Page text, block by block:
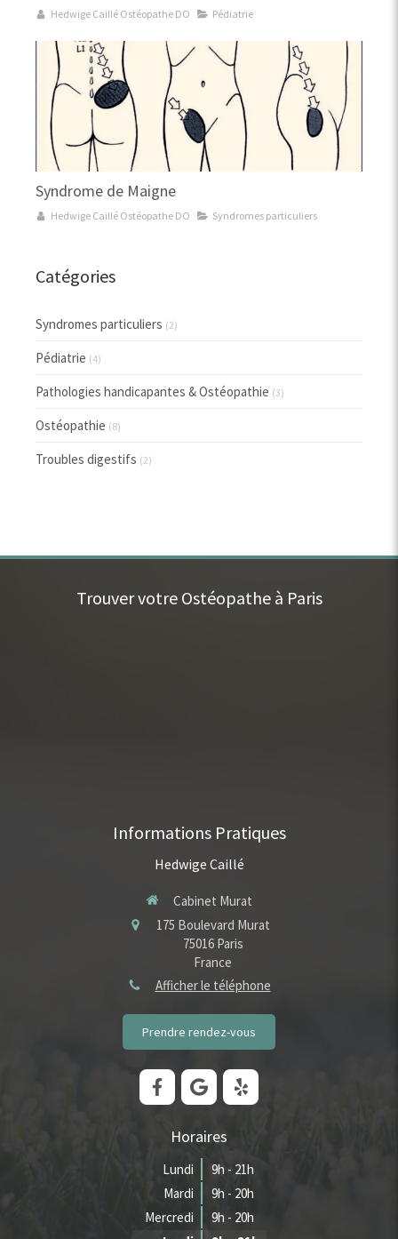
Hedwige Caillé Ostéopathe DO Pédiatrie
Syndrome de Maigne
Hedwige Caillé Ostéopathe DO Syndromes particuliers
Catégories
Syndromes particuliers (2)
Pédiatrie (4)
Pathologies handicapantes & Ostéopathie (3)
Ostéopathie (8)
Troubles digestifs (2)
Trouver votre Ostéopathe à Paris
Informations Pratiques
Hedwige Caillé
Cabinet Murat
175 Boulevard Murat
75016 Paris
France
Afficher le téléphone
Prendre rendez-vous
Horaires
Lundi
9h - 21h
Mardi
9h - 20h
Mercredi
9h - 20h